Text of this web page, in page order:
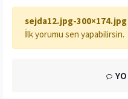
sejda12.jpg-300×174.jpg
İlk yorumu sen yapabilirsin.